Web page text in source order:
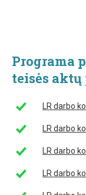
Programa
teisės
LR darbo
LR darbo
LR darbo
LR darbo